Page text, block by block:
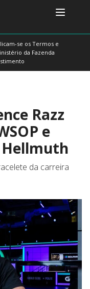
se os Termos e
da Fazenda
Razz
e
da carreira